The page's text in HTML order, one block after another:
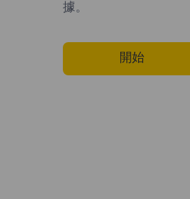
據。
開始